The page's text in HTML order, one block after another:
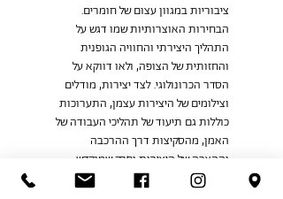
ציבוריות במגוון עצום של חומרים.
הבחירות האוצרותיות שמו דגש על
התהליך היצירתי והחוויה הגופנית
והחזותית של הצופה, ולאו דווקא על
הסדר הכרונולוגי. לצד יצירות, מודלים
וצילומים של היצירות עצמן, התערוכות
כוללות גם תיעוד של תהליכי העבודה של
האמן, מהסקיצות דרך ההרכבה
וההצבה של היצירות ופרק שמוקדש
ליצירות שלא התממשו.